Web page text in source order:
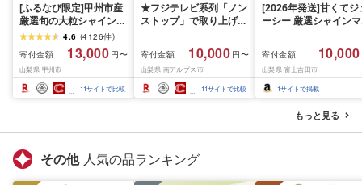
[ふるなび限定]甲州市産
厳選旬の大粒シャインマ
スカット 約1.3kg 2〜3
房[2026年発送]
(MG)B12-472 FN-
Limited-VO シャインマ
スカット フルーツ
4.6 (4126件)
寄付金額
13,000 円〜
山梨県 甲州市
11サイトで比較
★フジテレビ系列「ノン
ストップ」で取り上げら
先行予約]南アルプス市
産シャインマスカット
1.2kg以上(2〜3房)ふる
さと納税 おすすめ 山梨
県 南アルプス市 送料無
寄付金額 10,000 円〜
山梨県 南アルプス市
11サイトで比較
[2026年発送]甘くてジ
ーシー 厳選シャインマ
月前半(1〜15日)から
月下旬までの発送) フ
ーツ ぶどう 果物 山梨
産 2026 旬 大粒 高級
寄付金額 10,000
山梨県 富士吉田市
1サイトで掲載
もっと見る
その他 人気の品ランキング